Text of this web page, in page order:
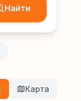
Найти
Карта